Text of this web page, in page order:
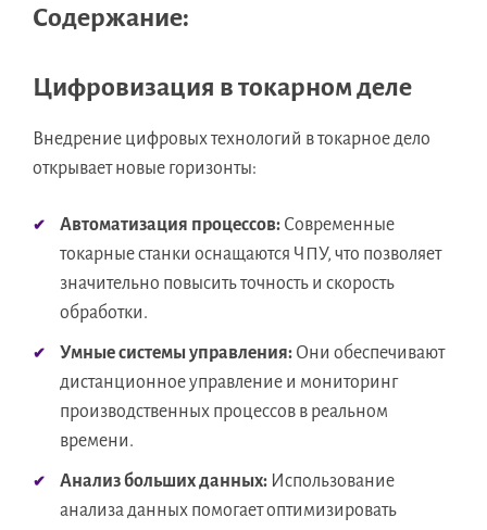
Содержание:
Цифровизация в токарном деле
Внедрение цифровых технологий в токарное дело
открывает новые горизонты:
Автоматизация процессов: Современные
токарные станки оснащаются ЧПУ, что позволяет
значительно повысить точность и скорость
обработки.
Умные системы управления: Они обеспечивают
дистанционное управление и мониторинг
производственных процессов в реальном
времени.
Анализ больших данных: Использование
анализа данных помогает оптимизировать